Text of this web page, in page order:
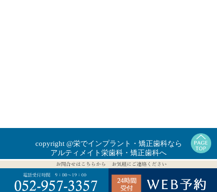
copyright @栄でインプラント・矯正歯科なら
アルティメイト栄歯科・矯正歯科へ